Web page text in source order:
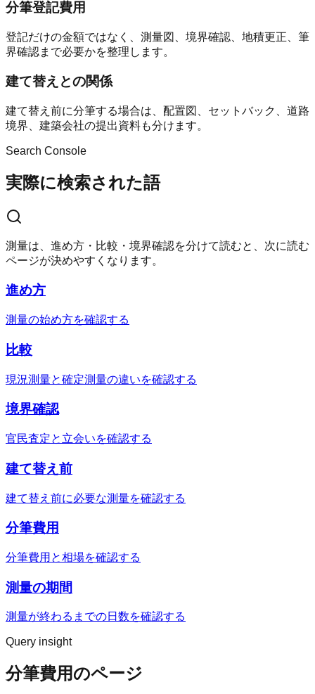
分筆登記費用
登記だけの金額ではなく、測量図、境界確認、地積更正、筆
界確認まで必要かを整理します。
建て替えとの関係
建て替え前に分筆する場合は、配置図、セットバック、道路
境界、建築会社の提出資料も分けます。
Search Console
実際に検索された語
測量は、進め方・比較・境界確認を分けて読むと、次に読む
ページが決めやすくなります。
進め方
測量の始め方を確認する
比較
現況測量と確定測量の違いを確認する
境界確認
官民査定と立会いを確認する
建て替え前
建て替え前に必要な測量を確認する
分筆費用
分筆費用と相場を確認する
測量の期間
測量が終わるまでの日数を確認する
Query insight
分筆費用のページ